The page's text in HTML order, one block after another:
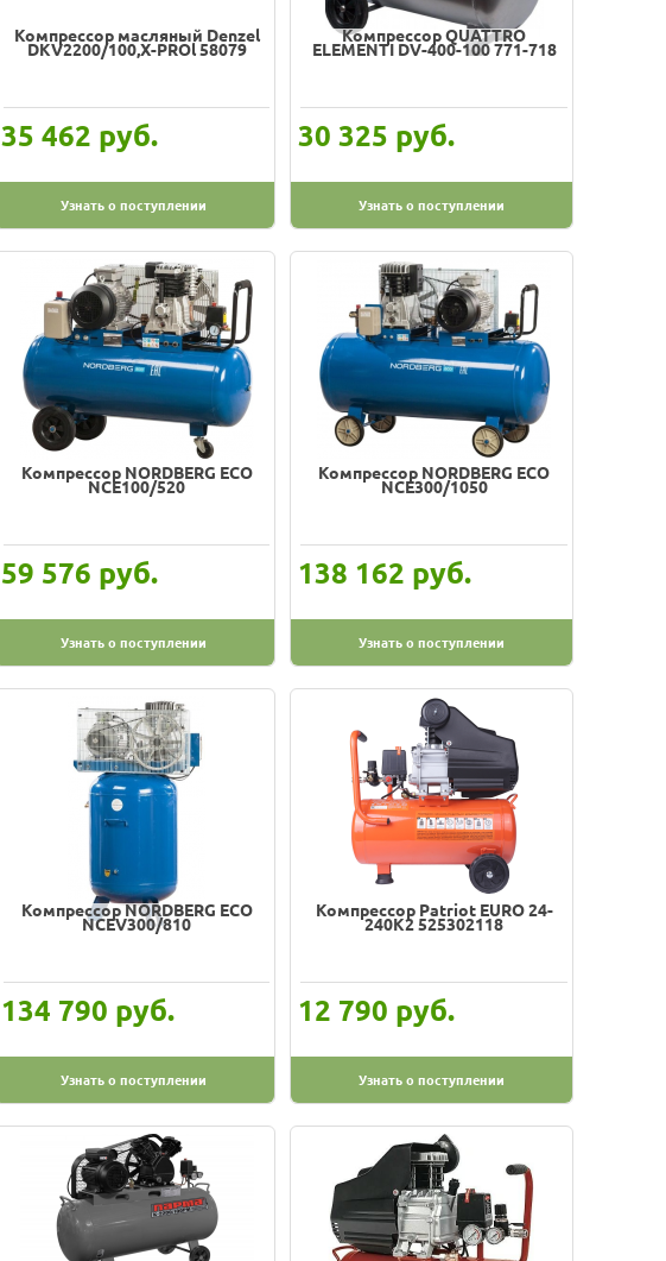
Компрессор масляный Denzel
DKV2200/100,Х-PROl 58079
35 462 руб.
Узнать о поступлении
Компрессор QUATTRO
ELEMENTI DV-400-100 771-718
30 325 руб.
Узнать о поступлении
Компрессор NORDBERG ECO
NCE100/520
59 576 руб.
Узнать о поступлении
Компрессор NORDBERG ECO
NCE300/1050
138 162 руб.
Узнать о поступлении
Компрессор NORDBERG ECO
NCEV300/810
134 790 руб.
Узнать о поступлении
Компрессор Patriot EURO 24-
240K2 525302118
12 790 руб.
Узнать о поступлении